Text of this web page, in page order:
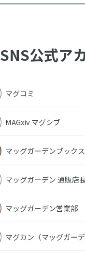
SNS公式ア
マグコミ
MAGxiv マグシブ
マッグガーデンブックス
マッグガーデン 通販店
マッグガーデン営業部
マグカン（マッグガーデ